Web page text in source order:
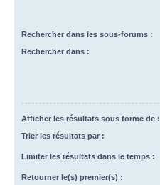
Rechercher dans les sous-forums :
Rechercher dans :
Afficher les résultats sous forme de :
Trier les résultats par :
Limiter les résultats dans le temps :
Retourner le(s) premier(s) :